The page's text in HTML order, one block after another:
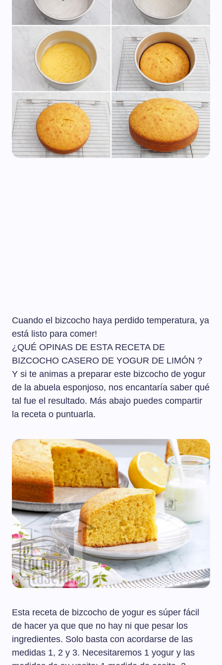
Cuando el bizcocho haya perdido temperatura, ya
está listo para comer!
¿QUÉ OPINAS DE ESTA RECETA DE
BIZCOCHO CASERO DE YOGUR DE LIMÓN ?
Y si te animas a preparar este bizcocho de yogur
de la abuela esponjoso, nos encantaría saber qué
tal fue el resultado. Más abajo puedes compartir
la receta o puntuarla.
Esta receta de bizcocho de yogur es súper fácil
de hacer ya que que no hay ni que pesar los
ingredientes. Solo basta con acordarse de las
medidas 1, 2 y 3. Necesitaremos 1 yogur y las